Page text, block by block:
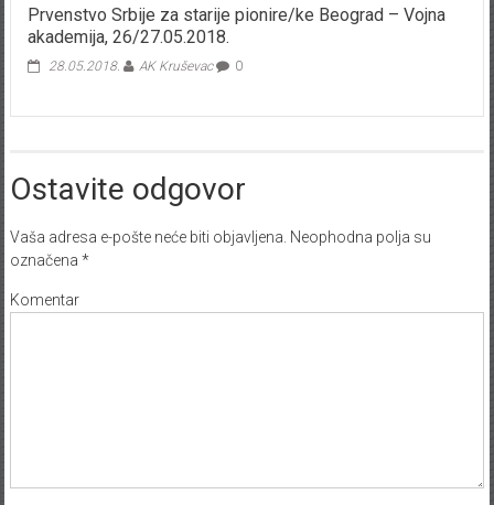
Prvenstvo Srbije za starije pionire/ke Beograd – Vojna
akademija, 26/27.05.2018.
28.05.2018. AK Kruševac 0
Ostavite odgovor
Vaša adresa e-pošte neće biti objavljena. Neophodna polja su
označena *
Komentar